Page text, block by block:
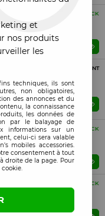
EN STOCK
SP avec
PROCHAINEMENT
Plus 5G ORIGINAL SP
ME PRÉVENIR
EN STOCK
ORIGINAL SP avec
EN STOCK
ORIGINAL SP avec
et
nos produits
les
techniques, ils sont
non obligatoires,
des annonces et du
la connaissance
les données de
par le balayage de
informations sur un
celui-ci sera valable
mobiles accessories.
consentement à tout
droite de la page. Pour